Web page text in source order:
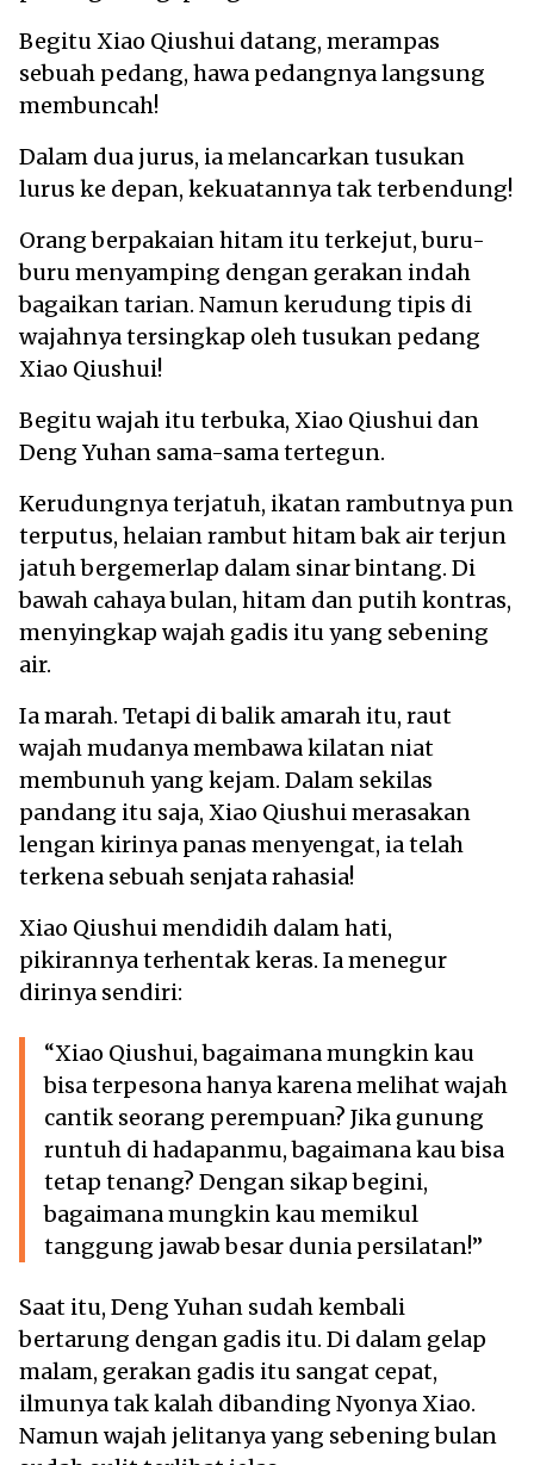
Begitu Xiao Qiushui datang, merampas
sebuah pedang, hawa pedangnya langsung
membuncah!
Dalam dua jurus, ia melancarkan tusukan
lurus ke depan, kekuatannya tak terbendung!
Orang berpakaian hitam itu terkejut, buru-
buru menyamping dengan gerakan indah
bagaikan tarian. Namun kerudung tipis di
wajahnya tersingkap oleh tusukan pedang
Xiao Qiushui!
Begitu wajah itu terbuka, Xiao Qiushui dan
Deng Yuhan sama-sama tertegun.
Kerudungnya terjatuh, ikatan rambutnya pun
terputus, helaian rambut hitam bak air terjun
jatuh bergemerlap dalam sinar bintang. Di
bawah cahaya bulan, hitam dan putih kontras,
menyingkap wajah gadis itu yang sebening
air.
Ia marah. Tetapi di balik amarah itu, raut
wajah mudanya membawa kilatan niat
membunuh yang kejam. Dalam sekilas
pandang itu saja, Xiao Qiushui merasakan
lengan kirinya panas menyengat, ia telah
terkena sebuah senjata rahasia!
Xiao Qiushui mendidih dalam hati,
pikirannya terhentak keras. Ia menegur
dirinya sendiri:
“Xiao Qiushui, bagaimana mungkin kau
bisa terpesona hanya karena melihat wajah
cantik seorang perempuan? Jika gunung
runtuh di hadapanmu, bagaimana kau bisa
tetap tenang? Dengan sikap begini,
bagaimana mungkin kau memikul
tanggung jawab besar dunia persilatan!”
Saat itu, Deng Yuhan sudah kembali
bertarung dengan gadis itu. Di dalam gelap
malam, gerakan gadis itu sangat cepat,
ilmunya tak kalah dibanding Nyonya Xiao.
Namun wajah jelitanya yang sebening bulan